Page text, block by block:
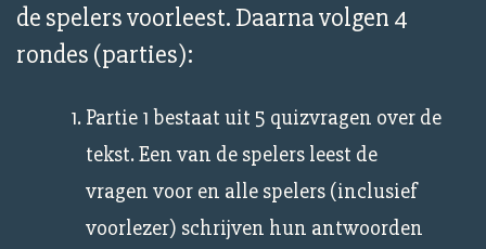
de spelers voorleest. Daarna volgen 4
rondes (parties):
Partie 1 bestaat uit 5 quizvragen over de
tekst. Een van de spelers leest de
vragen voor en alle spelers (inclusief
voorlezer) schrijven hun antwoorden